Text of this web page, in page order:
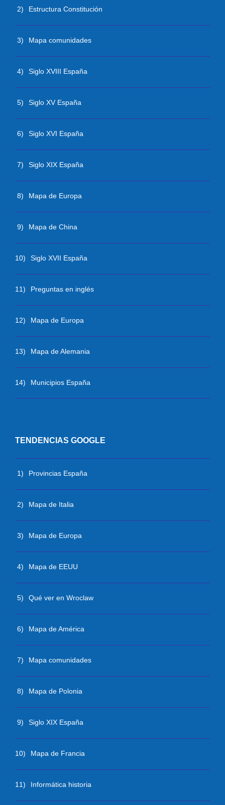
2) Estructura Constitución
3) Mapa comunidades
4) Siglo XVIII España
5) Siglo XV España
6) Siglo XVI España
7) Siglo XIX España
8) Mapa de Europa
9) Mapa de China
10) Siglo XVII España
11) Preguntas en inglés
12) Mapa de Europa
13) Mapa de Alemania
14) Municipios España
TENDENCIAS GOOGLE
1) Provincias España
2) Mapa de Italia
3) Mapa de Europa
4) Mapa de EEUU
5) Qué ver en Wroclaw
6) Mapa de América
7) Mapa comunidades
8) Mapa de Polonia
9) Siglo XIX España
10) Mapa de Francia
11) Informática historia